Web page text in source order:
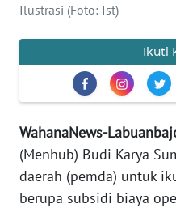
Ilustrasi (Foto: Ist)
Ikuti
WahanaNews-
(Menhub) Budi Karya
daerah (pemda) untuk
berupa subsidi biaya
BERITA
IKLAN
TENTANG
KAMI